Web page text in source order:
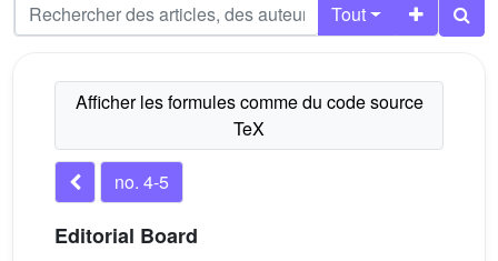
Tout
no. 4-5
Editorial Board